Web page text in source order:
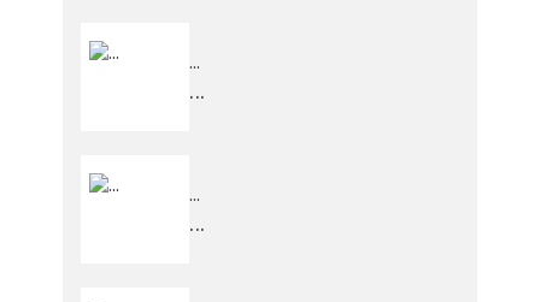
...
...
...
...